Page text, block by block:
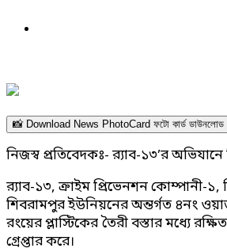
📸 Download News PhotoCard ফটো কার্ড
নিজস্ব প্রতিবেদকঃ- র‌্যাব-১৩’র
র‌্যাব-১৩, ক্রাইম প্রিভেনশন
শিবরামপুর ইউনিয়নের অন্তর্গত ৪নং
রংয়ের প্লাস্টিকের তৈরী বস্তার মধ্যে
গ্রেপ্তার করে।